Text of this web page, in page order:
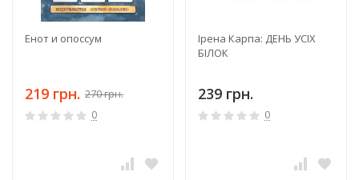
Енот и опоссум
219 грн. 270 грн.
0
Ірена Карпа: ДЕНЬ УСІХ
БІЛОК
239 грн.
0